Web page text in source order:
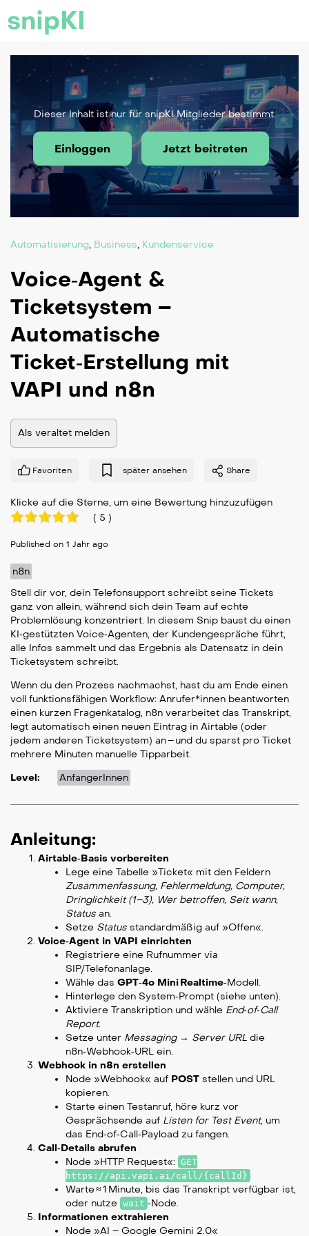
snipKI
Dieser Inhalt ist nur für snipKI Mitglieder bestimmt.
Einloggen Jetzt beitreten
Automatisierung, Business, Kundenservice
Voice‑Agent &
Ticketsystem –
Automatische
Ticket‑Erstellung mit
VAPI und n8n
Als veraltet melden
Favoriten später ansehen Share
Klicke auf die Sterne, um eine Bewertung hinzuzufügen
( 5 )
Published on 1 Jahr ago
n8n
Stell dir vor, dein Telefonsupport schreibt seine Tickets
ganz von allein, während sich dein Team auf echte
Problemlösung konzentriert. In diesem Snip baust du einen
KI‑gestützten Voice‑Agenten, der Kundengespräche führt,
alle Infos sammelt und das Ergebnis als Datensatz in dein
Ticketsystem schreibt.
Wenn du den Prozess nachmachst, hast du am Ende einen
voll funktionsfähigen Workflow: Anrufer*innen beantworten
einen kurzen Fragenkatalog, n8n verarbeitet das Transkript,
legt automatisch einen neuen Eintrag in Airtable (oder
jedem anderen Ticketsystem) an – und du sparst pro Ticket
mehrere Minuten manuelle Tipparbeit.
Level:
AnfangerInnen
Anleitung:
Airtable‑Basis vorbereiten
Lege eine Tabelle »Ticket« mit den Feldern
Zusammenfassung, Fehlermeldung, Computer,
Dringlichkeit (1–3), Wer betroffen, Seit wann,
Status an.
Setze Status standardmäßig auf »Offen«.
Voice‑Agent in VAPI einrichten
Registriere eine Rufnummer via
SIP/Telefonanlage.
Wähle das GPT‑4o Mini Realtime‑Modell.
Hinterlege den System‑Prompt (siehe unten).
Aktiviere Transkription und wähle End‑of‑Call
Report.
Setze unter Messaging → Server URL die
n8n‑Webhook‑URL ein.
Webhook in n8n erstellen
Node »Webhook« auf POST stellen und URL
kopieren.
Starte einen Testanruf, höre kurz vor
Gesprächsende auf Listen for Test Event, um
das End‑of‑Call‑Payload zu fangen.
Call‑Details abrufen
Node »HTTP Request«: GET
https://api.vapi.ai/call/{callId}
Warte ≈ 1 Minute, bis das Transkript verfügbar ist,
oder nutze wait ‑Node.
Informationen extrahieren
Node »AI – Google Gemini 2.0«